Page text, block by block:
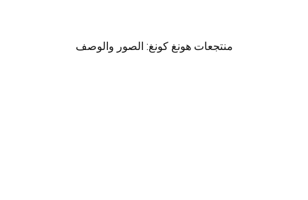
منتجعات هونغ كونغ: الصور والوصف